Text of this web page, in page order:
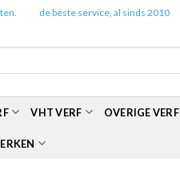
de beste service, al sinds 2010
VHT VERF OVERIGE VERF